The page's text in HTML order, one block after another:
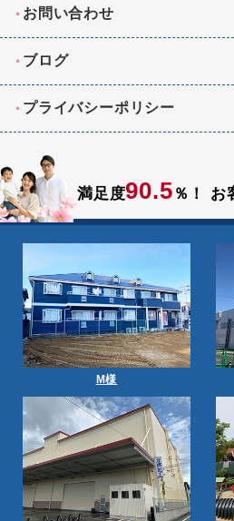
お問い合わせ
ブログ
プライバシーポリシー
満足度90.5 ％！ お
M様